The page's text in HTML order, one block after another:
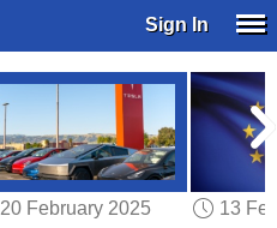
Sign In
20 February 2025
13